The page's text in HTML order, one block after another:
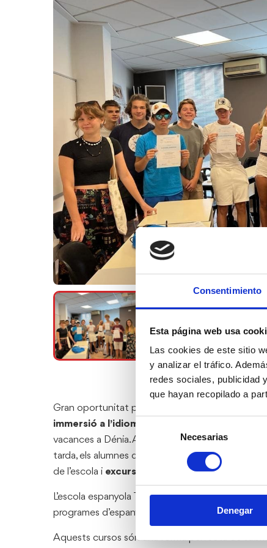
Consentimiento
Esta página web usa
Las cookies de este sitio
y analizar el tráfico.
redes sociales, publicidad
que hayan recopilado a
Selección
de
consentimiento
Necesarias
Denegar
Gran oportunitat per als adolescents (de 14 a 17
immersió a l’idioma espanyol
vacances a Dénia. Al matí assisteixen alcurs
tarda, els alumnes de ‘Day Camp’ fanactivitats
de l’escola i excursions els caps de setmana
L’escola espanyola TLCdénia, situada al centre
programes d’espanyol per a adolescents a l’estiu.
Aquests cursos són una forma perfecta de